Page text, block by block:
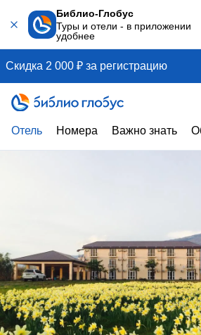
Библио-Глобус
Туры и отели - в приложении
удобнее
Скидка 2 000 ₽ за регистрацию
Отель Номера Важно знать